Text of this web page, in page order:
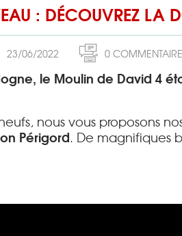
: DÉCOUVREZ LA
23/06/2022 0 COMMENTAIRE
le Moulin de David 4
nous vous proposons
Périgord. De magnifiques